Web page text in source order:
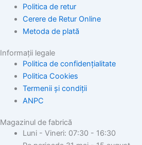
Politica de retur
Cerere de Retur Online
Metoda de plată
Informații legale
Politica de confidențialitate
Politica Cookies
Termenii și condiții
ANPC
Magazinul de fabrică
Luni - Vineri: 07:30 - 16:30